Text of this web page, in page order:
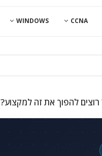
CCNA
WINDOWS
להפוך את זה למקצוע?